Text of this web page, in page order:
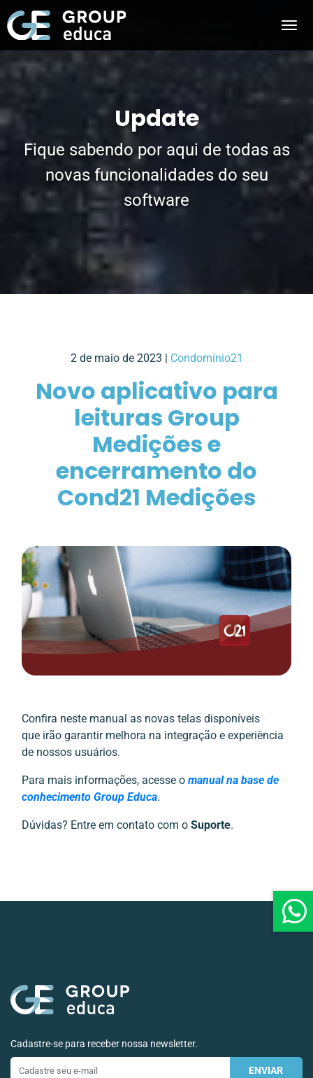
Update
Fique sabendo por aqui de todas as
novas funcionalidades do seu
software
2 de maio de 2023 | Condomínio21
Novo aplicativo para
leituras Group
Medições e
encerramento do
Cond21 Medições
Confira neste manual as novas telas disponíveis
que irão garantir melhora na integração e experiência
de nossos usuários.
Para mais informações, acesse o manual na base de
conhecimento Group Educa.
Dúvidas? Entre em contato com o Suporte.
Cadastre-se para receber nossa newsletter.
ENVIAR